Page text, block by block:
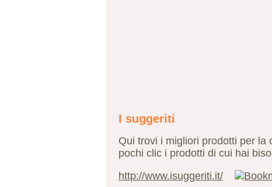
I suggeriti
Qui trovi i migliori prodotti per la
pochi clic i prodotti di cui hai
http://www.isuggeriti.it/